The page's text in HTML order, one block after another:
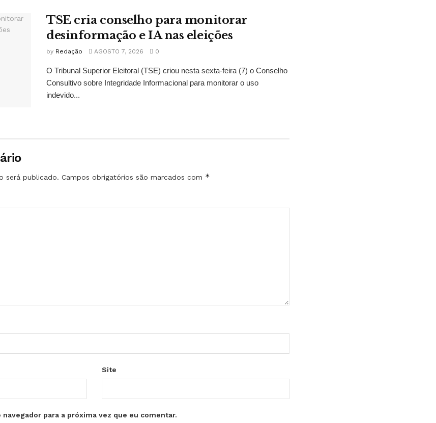
TSE cria conselho para monitorar
desinformação e IA nas eleições
by Redação AGOSTO 7, 2026 0
O Tribunal Superior Eleitoral (TSE) criou nesta sexta-feira (7) o Conselho
Consultivo sobre Integridade Informacional para monitorar o uso
indevido...
será publicado. Campos obrigatórios são marcados com *
Site
para a próxima vez que eu comentar.